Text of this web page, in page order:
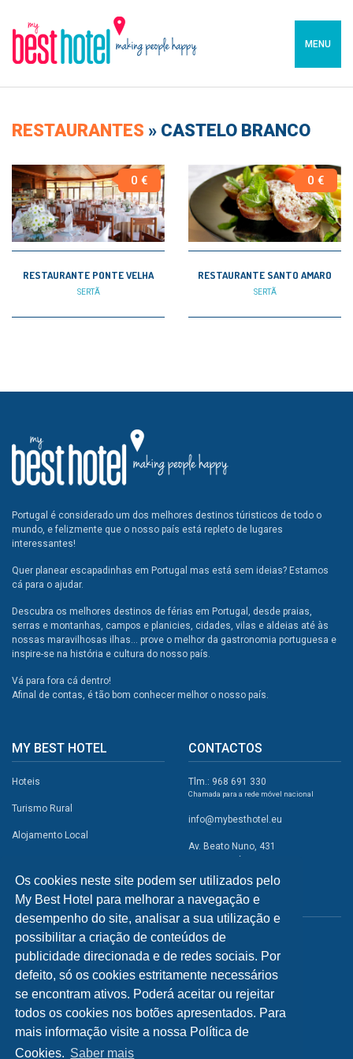
Os cookies neste site podem ser utilizados pelo
My Best Hotel para melhorar a navegação e
desempenho do site, analisar a sua utilização e
possibilitar a criação de conteúdos de
publicidade direcionada e de redes sociais. Por
defeito, só os cookies estritamente necessários
se encontram ativos. Poderá aceitar ou rejeitar
todos os cookies nos botões apresentados. Para
mais informação visite a nossa Política de
Cookies. Saber mais
MENU
RESTAURANTES » CASTELO BRANCO
0 €
RESTAURANTE PONTE VELHA
SERTÃ
0 €
RESTAURANTE SANTO AMARO
SERTÃ
Portugal é considerado um dos melhores destinos túristicos de todo o
mundo, e felizmente que o nosso país está repleto de lugares
interessantes!
Quer planear escapadinhas em Portugal mas está sem ideias? Estamos
cá para o ajudar.
Descubra os melhores destinos de férias em Portugal, desde praias,
serras e montanhas, campos e planicies, cidades, vilas e aldeias até às
nossas maravilhosas ilhas... prove o melhor da gastronomia portuguesa e
inspire-se na história e cultura do nosso país.
Vá para fora cá dentro!
Afinal de contas, é tão bom conhecer melhor o nosso país.
MY BEST HOTEL
Hoteis
Turismo Rural
Alojamento Local
Atividades
Restaurantes
A Visitar
INFORMAÇÕES
CONTACTOS
Tlm.: 968 691 330
Chamada para a rede móvel nacional
info@mybesthotel.eu
Av. Beato Nuno, 431
REDES SOCIAIS